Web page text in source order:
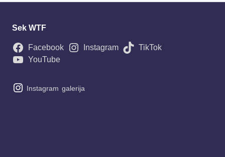
Sek WTF
Facebook Instagram
TikTok
YouTube
Instagram galerija